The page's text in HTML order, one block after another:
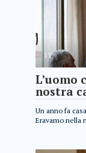
IT
L’uomo
nostra
Un anno fa
Eravamo nella